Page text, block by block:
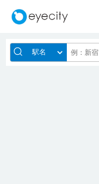
駅名